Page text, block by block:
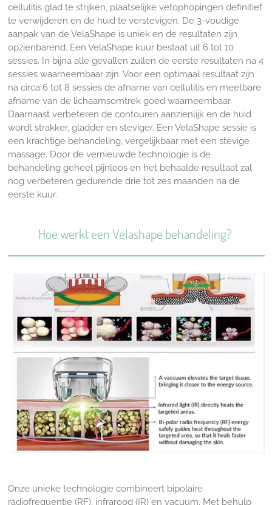
cellulitis glad te strijken, plaatselijke vetophopingen definitief
te verwijderen en de huid te verstevigen. De 3-voudige
aanpak van de VelaShape is uniek en de resultaten zijn
opzienbarend. Een VelaShape kuur bestaat uit 6 tot 10
sessies. In bijna alle gevallen zullen de eerste resultaten na 4
sessies waarneembaar zijn. Voor een optimaal resultaat zijn
na circa 6 tot 8 sessies de afname van cellulitis en meetbare
afname van de lichaamsomtrek goed waarneembaar.
Daarnaast verbeteren de contouren aanzienlijk en de huid
wordt strakker, gladder en steviger. Een VelaShape sessie is
een krachtige behandeling, vergelijkbaar met een stevige
massage. Door de vernieuwde technologie is de
behandeling geheel pijnloos en het behaalde resultaat zal
nog verbeteren gedurende drie tot zes maanden na de
eerste kuur.
Hoe werkt een Velashape behandeling?
Onze unieke technologie combineert bipolaire
radiofrequentie (RF), infrarood (IR) en vacuüm. Met behulp